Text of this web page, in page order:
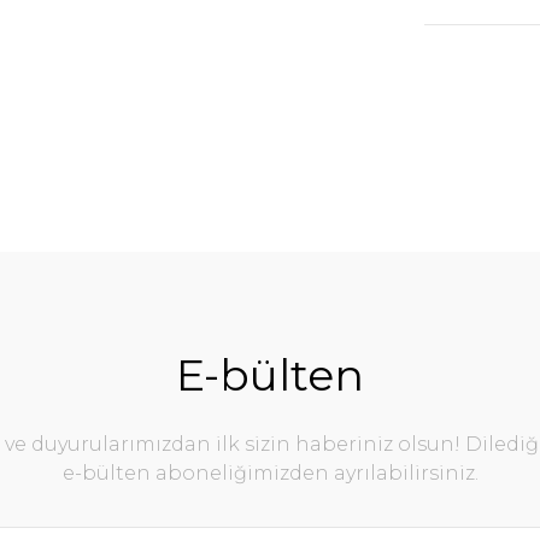
E-bülten
ve duyurularımızdan ilk sizin haberiniz olsun!
e-bülten aboneliğimizden ayrılabilirsiniz.